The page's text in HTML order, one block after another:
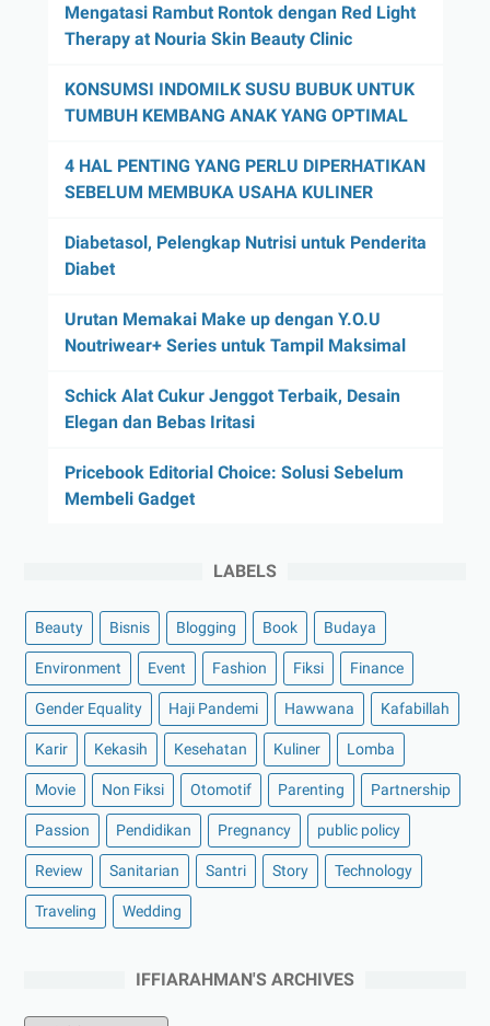
Mengatasi Rambut Rontok dengan Red Light
Therapy at Nouria Skin Beauty Clinic
KONSUMSI INDOMILK SUSU BUBUK UNTUK
TUMBUH KEMBANG ANAK YANG OPTIMAL
4 HAL PENTING YANG PERLU DIPERHATIKAN
SEBELUM MEMBUKA USAHA KULINER
Diabetasol, Pelengkap Nutrisi untuk Penderita
Diabet
Urutan Memakai Make up dengan Y.O.U
Noutriwear+ Series untuk Tampil Maksimal
Schick Alat Cukur Jenggot Terbaik, Desain
Elegan dan Bebas Iritasi
Pricebook Editorial Choice: Solusi Sebelum
Membeli Gadget
LABELS
Beauty Bisnis Blogging Book Budaya
Environment Event Fashion Fiksi Finance
Gender Equality Haji Pandemi Hawwana Kafabillah
Karir Kekasih Kesehatan Kuliner Lomba
Movie Non Fiksi Otomotif Parenting Partnership
Passion Pendidikan Pregnancy public policy
Review Sanitarian Santri Story Technology
Traveling Wedding
IFFIARAHMAN'S ARCHIVES